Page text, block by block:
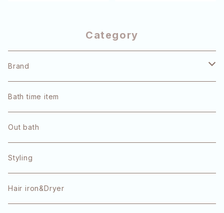
Category
Brand
pulūto
Refa
OLAPLEX
TOKIO
Bath time item
Out bath
Styling
Hair iron&Dryer